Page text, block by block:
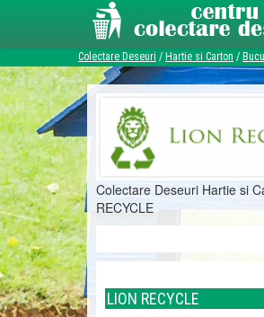
Colectare Deseuri / Hartie si Carton /
Colectare Deseuri Hartie si
RECYCLE
LION RECYCLE